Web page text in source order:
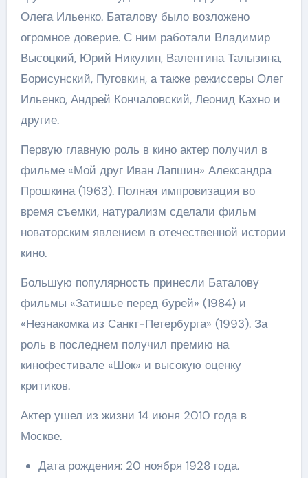
Олега Ильенко. Баталову было возложено
огромное доверие. С ним работали Владимир
Высоцкий, Юрий Никулин, Валентина Талызина,
Борисунский, Пуговкин, а также режиссеры Олег
Ильенко, Андрей Кончаловский, Леонид Кахно и
другие.
Первую главную роль в кино актер получил в
фильме «Мой друг Иван Лапшин» Александра
Прошкина (1963). Полная импровизация во
время съемки, натурализм сделали фильм
новаторским явлением в отечественной истории
кино.
Большую популярность принесли Баталову
фильмы «Затишье перед бурей» (1984) и
«Незнакомка из Санкт-Петербурга» (1993). За
роль в последнем получил премию на
кинофестивале «Шок» и высокую оценку
критиков.
Актер ушел из жизни 14 июня 2010 года в
Москве.
Дата рождения: 20 ноября 1928 года.